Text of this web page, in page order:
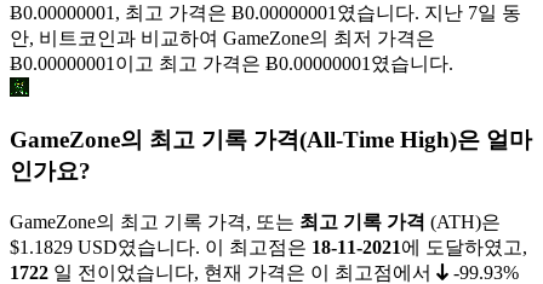
Ƀ0.00000001 , 최고 가격은 Ƀ0.00000001 였습니다. 지난 7일 동
안, 비트코인과 비교하여 GameZone의 최저 가격은
Ƀ0.00000001 이고 최고 가격은 Ƀ0.00000001 였습니다.
GameZone의 최고 기록 가격(All-Time High)은 얼마
인가요?
GameZone의 최고 기록 가격, 또는 최고 기록 가격 (ATH)은
$1.1829 USD였습니다. 이 최고점은 18-11-2021에 도달하였고,
1722 일 전이었습니다, 현재 가격은 이 최고점에서
-99.93%